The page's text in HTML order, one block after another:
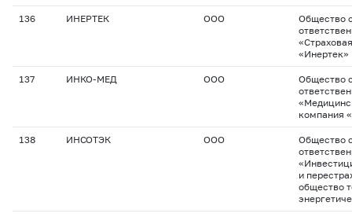
136 ИНЕРТЕК ООО
Общество
«Инертек»
137 ИНКО-МЕД ООО
Общество
компания
138 ИНСОТЭК ООО
Общество
и
общество